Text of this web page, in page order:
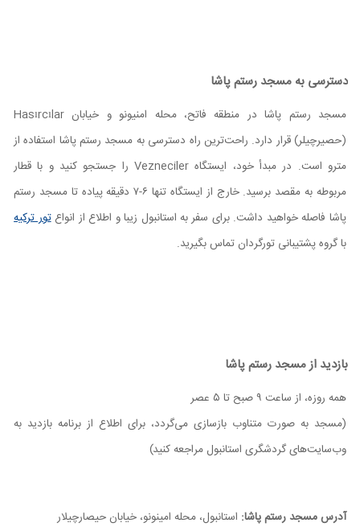
دسترسی به مسجد رستم پاشا
مسجد رستم پاشا در منطقه فاتح، محله امنیونو و خیابان Hasırcılar
(حصیرچیلر) قرار دارد. راحت‌ترین راه دسترسی به مسجد رستم پاشا استفاده از
مترو است. در مبدأ خود، ایستگاه Vezneciler را جستجو کنید و با قطار
مربوطه به مقصد برسید. خارج از ایستگاه تنها ۶-۷ دقیقه پیاده تا مسجد رستم
پاشا فاصله خواهید داشت. برای سفر به استانبول زیبا و اطلاع از انواعتور ترکیه
با گروه پشتیبانی تورگردان تماس بگیرید.
بازدید از مسجد رستم پاشا
همه روزه، از ساعت ۹ صبح تا ۵ عصر
(مسجد به صورت متناوب بازسازی می‌گردد، برای اطلاع از برنامه بازدید به
وب‌سایت‌های گردشگری استانبول مراجعه کنید)
آدرس مسجد رستم پاشا: استانبول، محله امینونو، خیابان حیصارچیلار